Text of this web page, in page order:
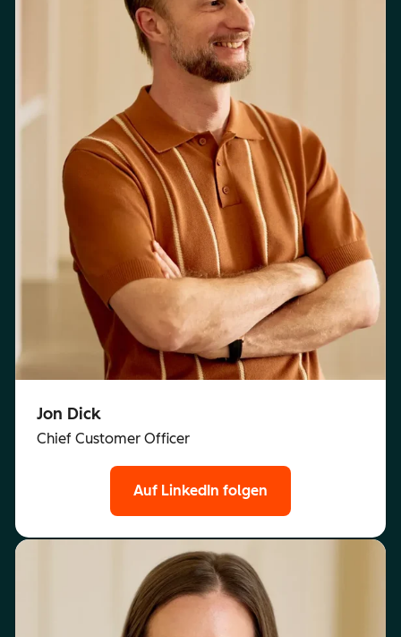
Jon Dick
Chief Customer Officer
Auf LinkedIn folgen